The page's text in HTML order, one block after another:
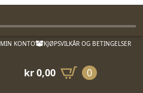
MIN KONTO KJØPSVILKÅR OG BETINGELSER
kr0,00 0